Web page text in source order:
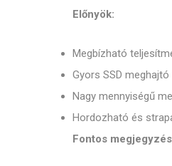
Előnyök:
Megbízható
Gyors SSD
Nagy mennyiségű
Hordozható és
Fontos